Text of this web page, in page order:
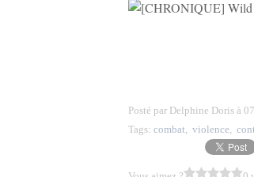
Posté par Delphine Doris à
Tags: combat, violence,